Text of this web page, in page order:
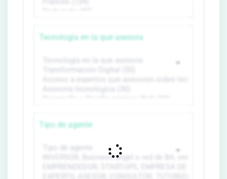
Tecnología en la que asesora
Tipo de agente